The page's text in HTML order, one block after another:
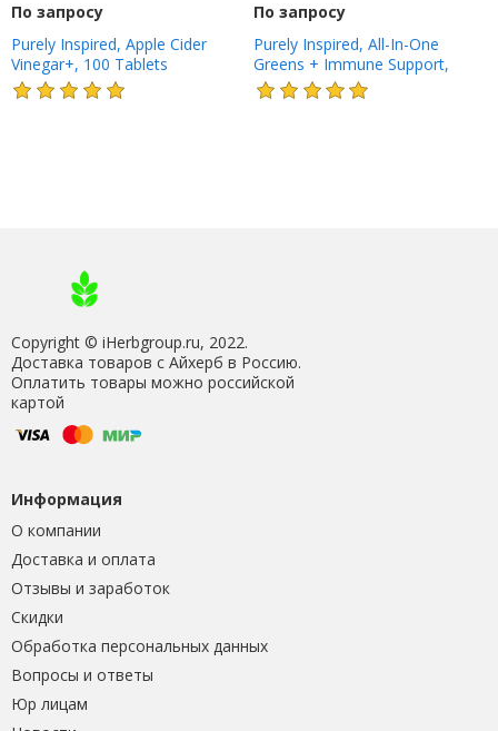
По запросу
Purely Inspired, Apple Cider
Vinegar+, 100 Tablets
По запросу
Purely Inspired, All-In-One
Greens + Immune Support,
Unflavored, 396 g
Copyright © iHerbgroup.ru, 2022.
Доставка товаров с Айхерб в Россию.
Оплатить товары можно российской
картой
Информация
О компании
Доставка и оплата
Отзывы и заработок
Скидки
Обработка персональных данных
Вопросы и ответы
Юр лицам